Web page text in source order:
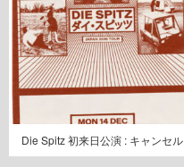
Die Spitz 初来日公演 : キャンセル